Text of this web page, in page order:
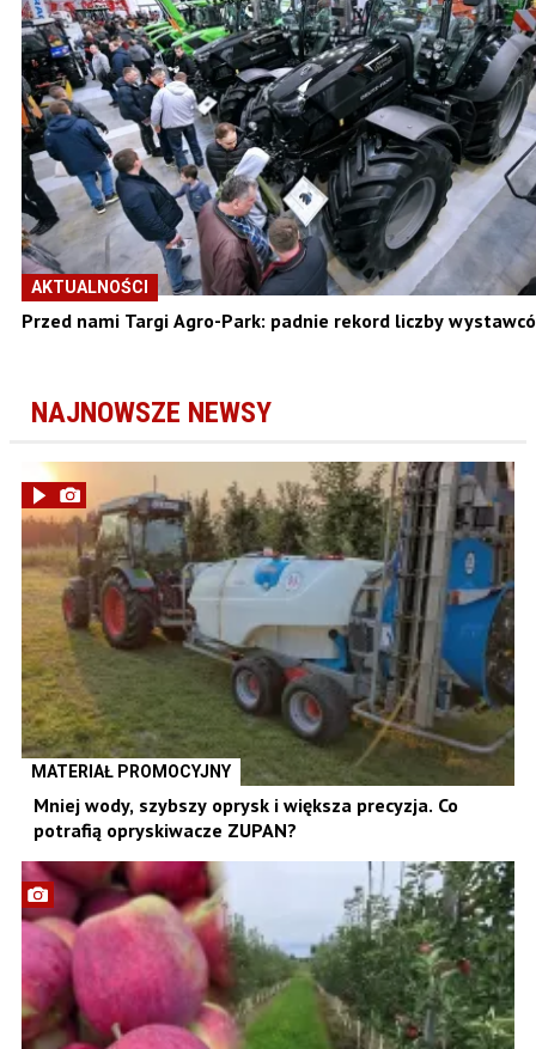
AKTUALNOŚCI
Przed nami Targi Agro-Park: padnie rekord liczby
NAJNOWSZE NEWSY
MATERIAŁ PROMOCYJNY
Mniej wody, szybszy oprysk i większa precyzja. Co
potrafią opryskiwacze ZUPAN?